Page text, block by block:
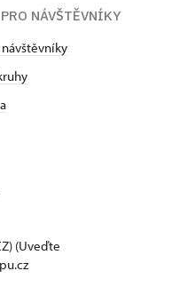
NÁVŠTĚVNÍKY
(Uveďte